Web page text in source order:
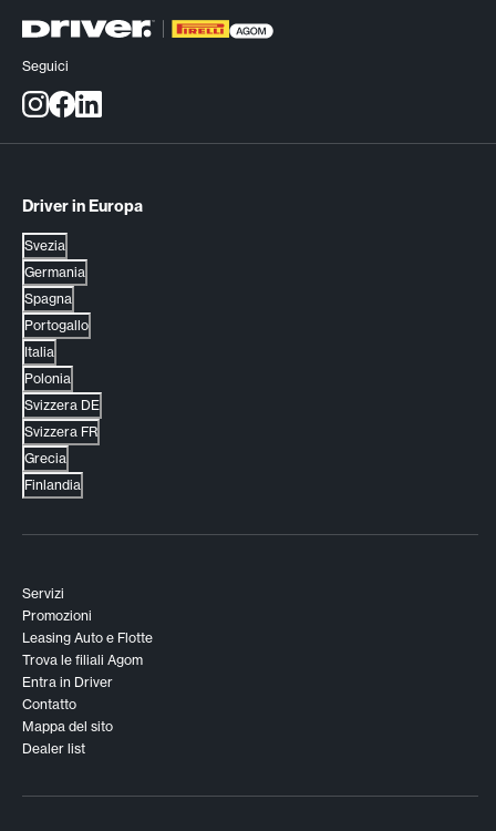
Seguici
Driver in Europa
Svezia
Germania
Spagna
Portogallo
Italia
Polonia
Svizzera DE
Svizzera FR
Grecia
Finlandia
Servizi
Promozioni
Leasing Auto e Flotte
Trova le filiali Agom
Entra in Driver
Contatto
Mappa del sito
Dealer list